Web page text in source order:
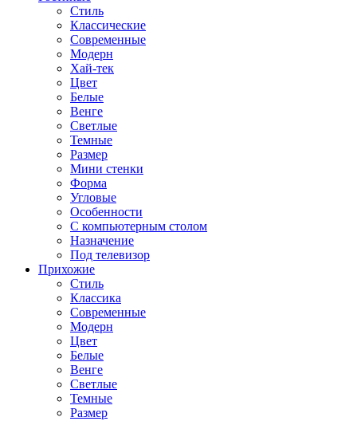
Стиль
Классические
Современные
Модерн
Хай-тек
Цвет
Белые
Венге
Светлые
Темные
Размер
Мини стенки
Форма
Угловые
Особенности
С компьютерным столом
Назначение
Под телевизор
Прихожие
Стиль
Классика
Современные
Модерн
Цвет
Белые
Венге
Светлые
Темные
Размер